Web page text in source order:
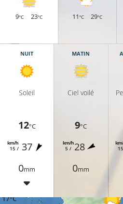
9°C 23°C 11°C 29°C
NUIT
Soleil
12°C
15 /
km/h 37
0mm
MATIN
Ciel voilé
9°C
5 /
km/h28
0mm
17°C